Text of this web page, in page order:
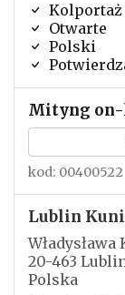
Otwarte
Polski
Mityng
kod: 00400522
Lublin
20-463
Polska